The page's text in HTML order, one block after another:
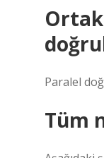
Paralel
Tüm